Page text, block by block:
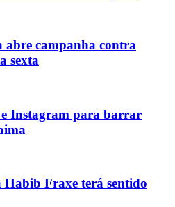
abre campanha contra
sexta
Instagram para barrar
Fraxe terá sentido